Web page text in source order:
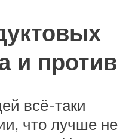
и против
всё-таки
что лучше не